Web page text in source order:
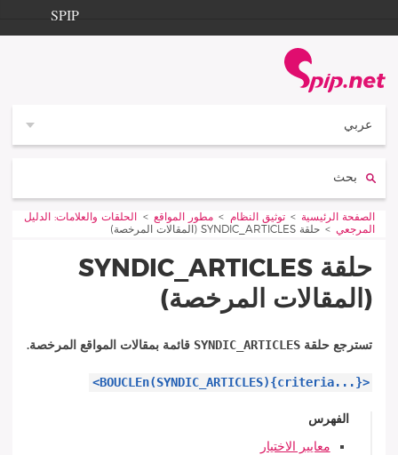
SPIP
عربي
Vous êtes ici :
الصفحة الرئيسية توثيق النظام مطور المواقع
الحلقات والعلامات: الدليل
المرجعي
حلقة SYNDIC_ARTICLES (المقالات المرخصة)
حلقة SYNDIC_ARTICLES
(المقالات المرخصة)
تسترجع حلقة SYNDIC_ARTICLES قائمة بمقالات المواقع المرخصة.
<BOUCLEn(SYNDIC_ARTICLES){criteria...}>
الفهرس
معايير الاختيار